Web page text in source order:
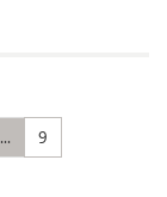
... 9